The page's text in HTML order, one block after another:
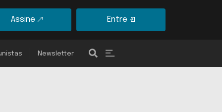
Assine Entre
Newsletter